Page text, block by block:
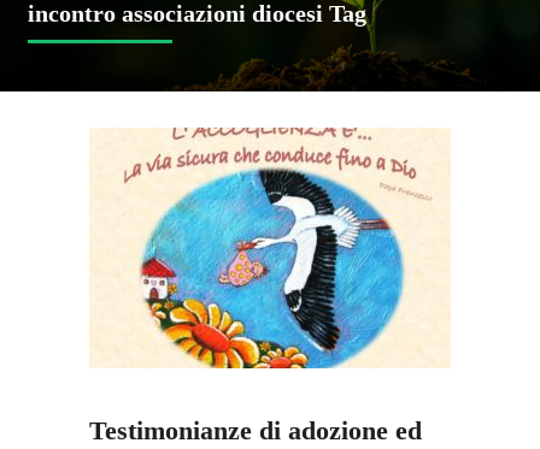
incontro associazioni diocesi Tag
Testimonianze di adozione ed